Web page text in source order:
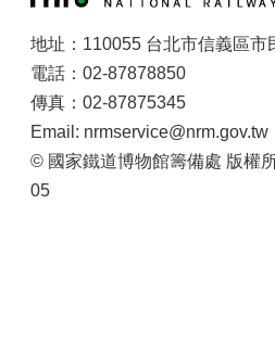
地址：110055 台北市信義區市
電話：02-87878850
傳真：02-87875345
Email: nrmservice@nrm.gov.tw
© 國家鐵道博物館籌備處 版權
05